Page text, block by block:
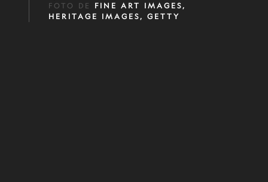
FOTO DE FINE ART IMAGES,
HERITAGE IMAGES, GETTY